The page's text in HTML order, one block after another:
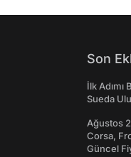
Son
İlk
Sueda
Ağustos
Corsa,
Güncel